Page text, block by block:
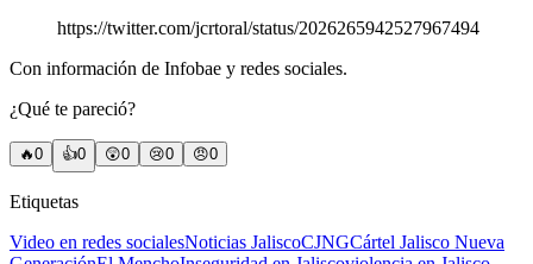
https://twitter.com/jcrtoral/status/2026265942527967494
Con información de Infobae y redes sociales.
¿Qué te pareció?
🔥0 👍0 😲0 😢0 😠0
Etiquetas
Video en redes socialesNoticias JaliscoCJNGCártel Jalisco Nueva